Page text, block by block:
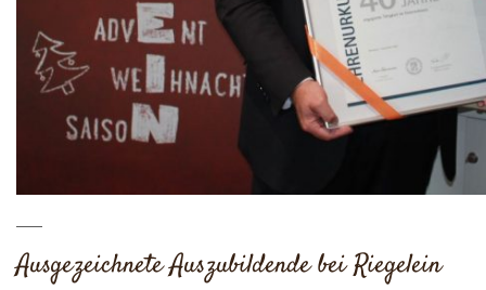
Ausgezeichnete Auszubildende bei Riegelein